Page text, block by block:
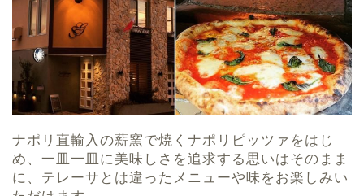
ナポリ直輸入の薪窯で焼くナポリピッツァをはじ
め、一皿一皿に美味しさを追求する思いはそのまま
に、テレーサとは違ったメニューや味をお楽しみい